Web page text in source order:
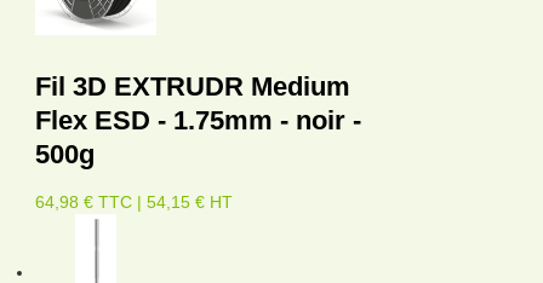
Fil 3D EXTRUDR Medium
Flex ESD - 1.75mm - noir -
500g
64,98 € TTC | 54,15 € HT